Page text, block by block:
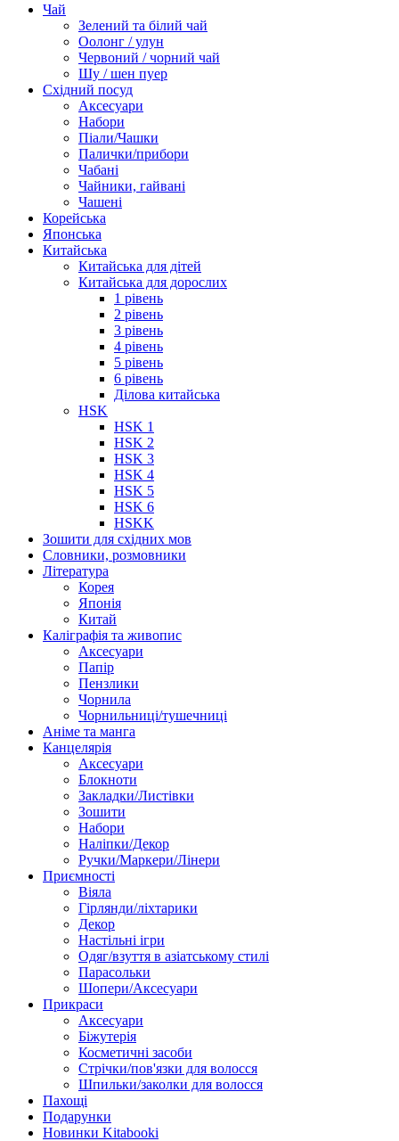
Чай
Зелений та білий чай
Оолонг / улун
Червоний / чорний чай
Шу / шен пуер
Східний посуд
Аксесуари
Набори
Піали/Чашки
Палички/прибори
Чабані
Чайники, гайвані
Чашені
Корейська
Японська
Китайська
Китайська для дітей
Китайська для дорослих
1 рівень
2 рівень
3 рівень
4 рівень
5 рівень
6 рівень
Ділова китайська
HSK
HSK 1
HSK 2
HSK 3
HSK 4
HSK 5
HSK 6
HSKK
Зошити для східних мов
Словники, розмовники
Література
Корея
Японія
Китай
Каліграфія та живопис
Аксесуари
Папір
Пензлики
Чорнила
Чорнильниці/тушечниці
Аніме та манга
Канцелярія
Аксесуари
Блокноти
Закладки/Листівки
Зошити
Набори
Наліпки/Декор
Ручки/Маркери/Лінери
Приємності
Віяла
Гірлянди/ліхтарики
Декор
Настільні ігри
Одяг/взуття в азіатському стилі
Парасольки
Шопери/Аксесуари
Прикраси
Аксесуари
Біжутерія
Косметичні засоби
Стрічки/пов'язки для волосся
Шпильки/заколки для волосся
Пахощі
Подарунки
Новинки Kitabooki